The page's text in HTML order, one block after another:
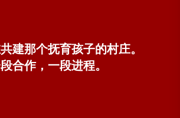
建那个抚育孩子的村庄。
合作，一段进程。